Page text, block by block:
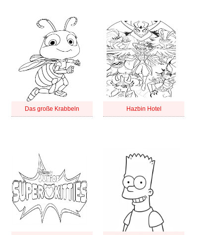
Das große Krabbeln Hazbin Hotel